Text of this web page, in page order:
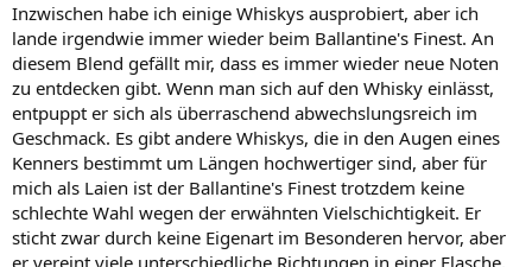
Inzwischen habe ich einige Whiskys ausprobiert, aber ich
lande irgendwie immer wieder beim Ballantine's Finest. An
diesem Blend gefällt mir, dass es immer wieder neue Noten
zu entdecken gibt. Wenn man sich auf den Whisky einlässt,
entpuppt er sich als überraschend abwechslungsreich im
Geschmack. Es gibt andere Whiskys, die in den Augen eines
Kenners bestimmt um Längen hochwertiger sind, aber für
mich als Laien ist der Ballantine's Finest trotzdem keine
schlechte Wahl wegen der erwähnten Vielschichtigkeit. Er
sticht zwar durch keine Eigenart im Besonderen hervor, aber